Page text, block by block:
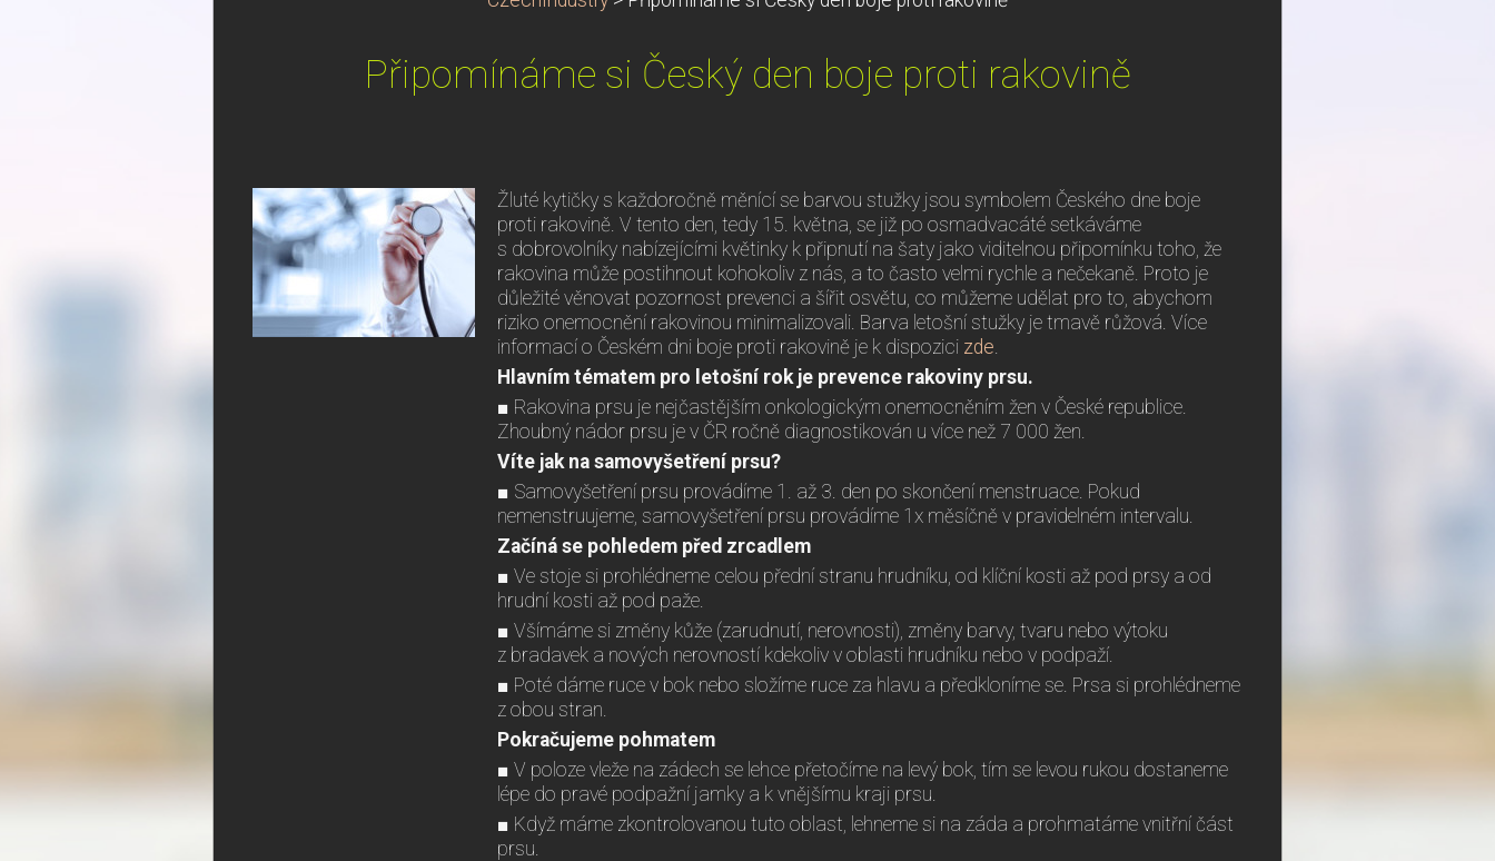
Připomínáme si Český den boje proti rakovině
Žluté kytičky s každoročně měnící se barvou stužky jsou symbolem Českého dne boje
proti rakovině. V tento den, tedy 15. května, se již po osmadvacáté setkáváme
s dobrovolníky nabízejícími květinky k připnutí na šaty jako viditelnou připomínku toho, že
rakovina může postihnout kohokoliv z nás, a to často velmi rychle a nečekaně. Proto je
důležité věnovat pozornost prevenci a šířit osvětu, co můžeme udělat pro to, abychom
riziko onemocnění rakovinou minimalizovali. Barva letošní stužky je tmavě růžová. Více
informací o Českém dni boje proti rakovině je k dispozici zde.
Hlavním tématem pro letošní rok je prevence rakoviny prsu.
■ Rakovina prsu je nejčastějším onkologickým onemocněním žen v České republice.
Zhoubný nádor prsu je v ČR ročně diagnostikován u více než 7 000 žen.
Víte jak na samovyšetření prsu?
■ Samovyšetření prsu provádíme 1. až 3. den po skončení menstruace. Pokud
nemenstruujeme, samovyšetření prsu provádíme 1x měsíčně v pravidelném intervalu.
Začíná se pohledem před zrcadlem
■ Ve stoje si prohlédneme celou přední stranu hrudníku, od klíční kosti až pod prsy a od
hrudní kosti až pod paže.
■ Všímáme si změny kůže (zarudnutí, nerovnosti), změny barvy, tvaru nebo výtoku
z bradavek a nových nerovností kdekoliv v oblasti hrudníku nebo v podpaží.
■ Poté dáme ruce v bok nebo složíme ruce za hlavu a předkloníme se. Prsa si prohlédneme
z obou stran.
Pokračujeme pohmatem
■ V poloze vleže na zádech se lehce přetočíme na levý bok, tím se levou rukou dostaneme
lépe do pravé podpažní jamky a k vnějšímu kraji prsu.
■ Když máme zkontrolovanou tuto oblast, lehneme si na záda a prohmatáme vnitřní část
prsu.